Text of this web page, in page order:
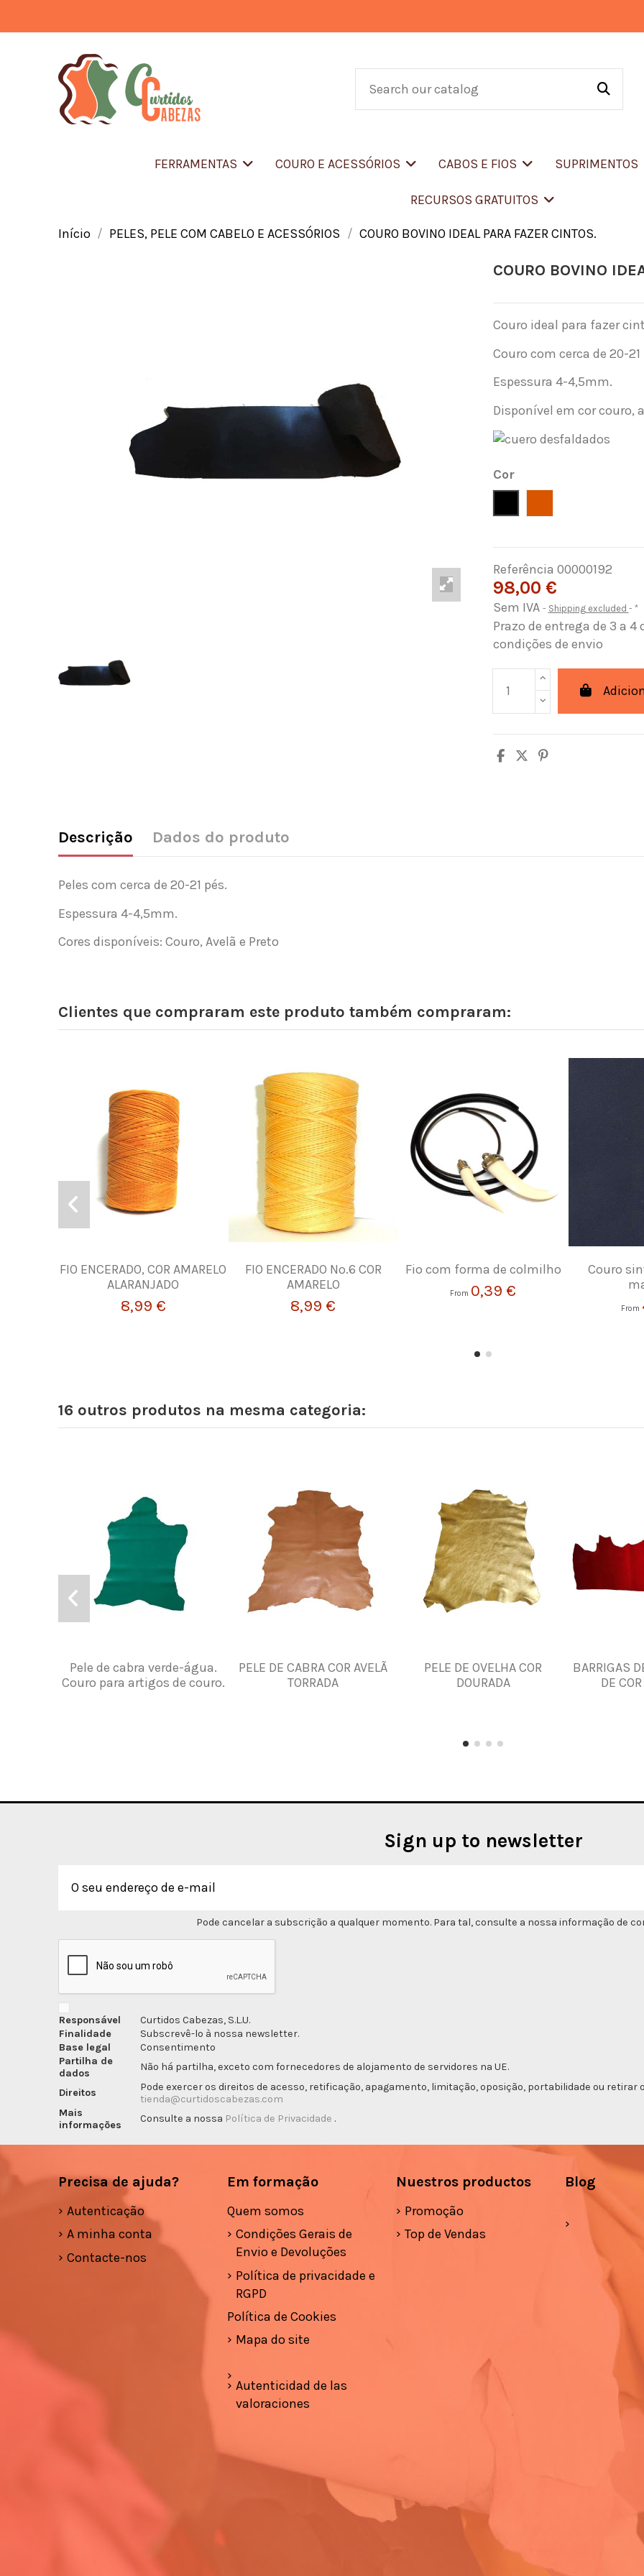
FERRAMENTAS COURO E ACESSÓRIOS CABOS E FIOS SUPRIMENTOS
RECURSOS GRATUITOS
Início PELES, PELE COM CABELO E ACESSÓRIOS COURO BOVINO IDEAL PARA FAZER CINTOS.
COURO BOVINO
Couro ideal para fazer
Couro com cerca de 20-
Espessura 4-4,5mm.
Disponível em cor couro,
Cor
Referência 00000192
98,00 €
Sem IVA Shipping excluded *
Prazo de entrega de 3 a
condições de envio
Descrição Dados do produto
Peles com cerca de 20-21 pés.
Espessura 4-4,5mm.
Cores disponíveis: Couro, Avelã e Preto
Clientes que compraram este produto também compraram:
FIO ENCERADO, COR AMARELO
ALARANJADO
8,99 €
FIO ENCERADO Nº.6 COR
AMARELO
8,99 €
Fio com forma de colmilho
From 0,39 €
Couro
From
16 outros produtos na mesma categoria:
Pele de cabra verde-água.
Couro para artigos de couro.
PELE DE CABRA COR AVELÃ
TORRADA
PELE DE OVELHA COR
DOURADA
BARRIGAS
DE
Sign up to newsletter
Pode cancelar a subscrição a qualquer momento. Para tal, consulte a nossa informação de
Responsável
Curtidos Cabezas, S.L.U.
Finalidade
Subscrevê-lo à nossa newsletter.
Base legal
Consentimento
Partilha de
dados
Não há partilha, exceto com fornecedores de alojamento de servidores na UE.
Direitos
Pode exercer os direitos de acesso, retificação, apagamento, limitação, oposição, portabilidade ou
tienda@curtidoscabezas.com
Mais
informações
Consulte a nossa Política de Privacidade .
Precisa de ajuda?
Autenticação
A minha conta
Contacte-nos
Em formação
Quem somos
Condições Gerais de
Envio e Devoluções
Política de privacidade e
RGPD
Política de Cookies
Mapa do site
Autenticidad de las
valoraciones
Nuestros productos
Promoção
Top de Vendas
Blog